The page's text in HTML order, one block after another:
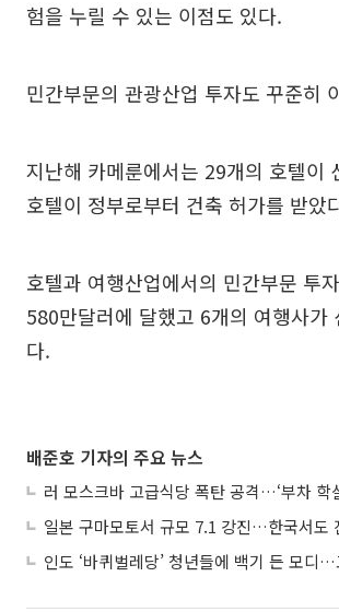
험을 누릴 수 있는 이점도 있다.
민간부문의 관광산업 투자도 꾸준히
지난해 카메룬에서는 29개의 호텔이
호텔이 정부로부터 건축 허가를 받았
호텔과 여행산업에서의 민간부문 투
580만달러에 달했고 6개의 여행사가
다.
배준호 기자의 주요 뉴스
일본 구마모토서 규모 7.1 강진…한국서도